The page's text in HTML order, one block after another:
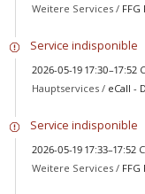
Weitere Services /
Service indisponible
2026-05-19 17:30–17:52
Hauptservices / eCall -
Service indisponible
2026-05-19 17:33–17:52
Weitere Services /